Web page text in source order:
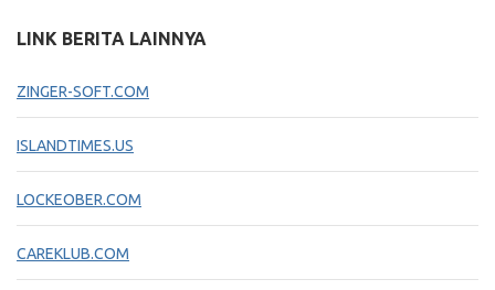
LINK BERITA LAINNYA
ZINGER-SOFT.COM
ISLANDTIMES.US
LOCKEOBER.COM
CAREKLUB.COM